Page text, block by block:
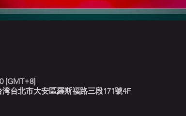
[GMT+8]
台北市大安區羅斯福路三段171號4F